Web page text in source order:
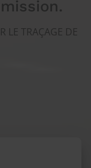
LE TRAÇAGE DE